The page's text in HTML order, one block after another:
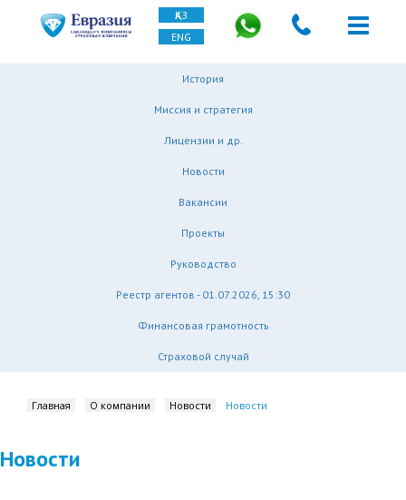
ҚАЗ
ENG
История
Миссия и стратегия
Лицензии и др.
Новости
Вакансии
Проекты
Руководство
Реестр агентов - 01.07.2026, 15:30
Финансовая грамотность
Страховой случай
Главная О компании Новости Новости
Новости